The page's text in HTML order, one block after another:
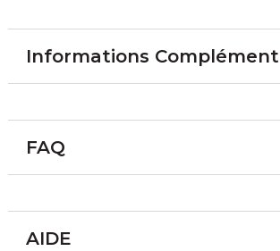
Informations
FAQ
AIDE